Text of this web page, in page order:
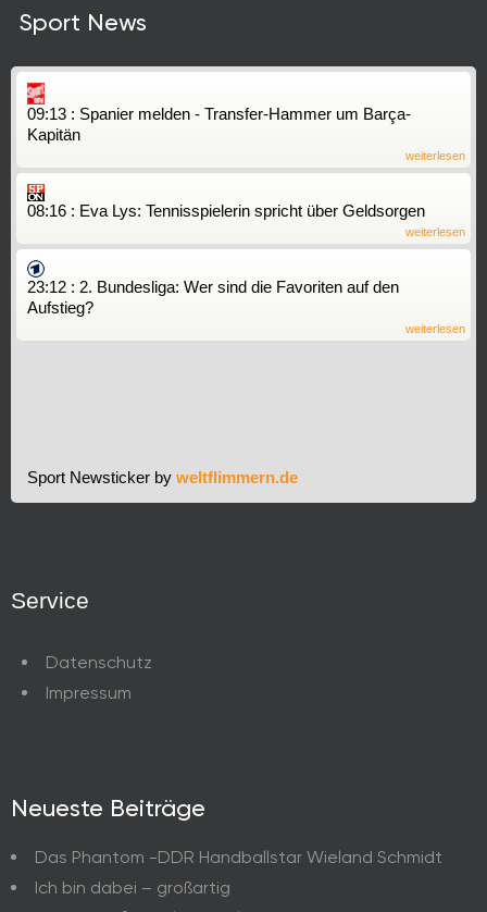
Sport News
09:13 : Spanier melden - Transfer-Hammer um Barça-
Kapitän
weiterlesen
08:16 : Eva Lys: Tennisspielerin spricht über Geldsorgen
weiterlesen
23:12 : 2. Bundesliga: Wer sind die Favoriten auf den
Aufstieg?
weiterlesen
Sport Newsticker by weltflimmern.de
Service
Datenschutz
Impressum
Neueste Beiträge
Das Phantom -DDR Handballstar Wieland Schmidt
Ich bin dabei – großartig